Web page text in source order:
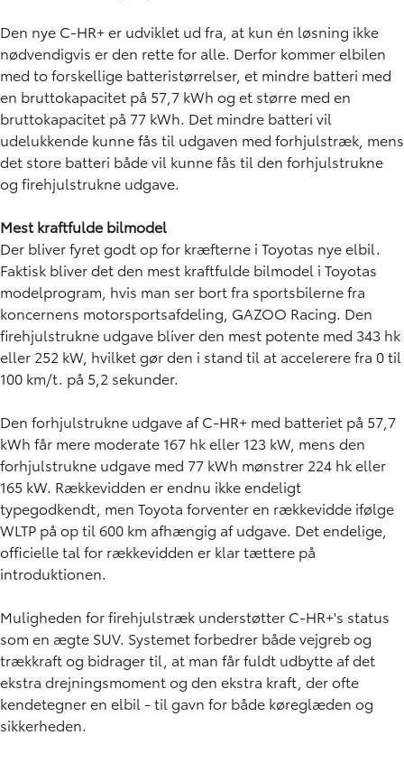
Den nye C-HR+ er udviklet ud fra, at kun én løsning ikke
nødvendigvis er den rette for alle. Derfor kommer elbilen
med to forskellige batteristørrelser, et mindre batteri med
en bruttokapacitet på 57,7 kWh og et større med en
bruttokapacitet på 77 kWh. Det mindre batteri vil
udelukkende kunne fås til udgaven med forhjulstræk, mens
det store batteri både vil kunne fås til den forhjulstrukne
og firehjulstrukne udgave.
Mest kraftfulde bilmodel
Der bliver fyret godt op for kræfterne i Toyotas nye elbil.
Faktisk bliver det den mest kraftfulde bilmodel i Toyotas
modelprogram, hvis man ser bort fra sportsbilerne fra
koncernens motorsportsafdeling, GAZOO Racing. Den
firehjulstrukne udgave bliver den mest potente med 343 hk
eller 252 kW, hvilket gør den i stand til at accelerere fra 0 til
100 km/t. på 5,2 sekunder.
Den forhjulstrukne udgave af C-HR+ med batteriet på 57,7
kWh får mere moderate 167 hk eller 123 kW, mens den
forhjulstrukne udgave med 77 kWh mønstrer 224 hk eller
165 kW. Rækkevidden er endnu ikke endeligt
typegodkendt, men Toyota forventer en rækkevidde ifølge
WLTP på op til 600 km afhængig af udgave. Det endelige,
officielle tal for rækkevidden er klar tættere på
introduktionen.
Muligheden for firehjulstræk understøtter C-HR+'s status
som en ægte SUV. Systemet forbedrer både vejgreb og
trækkraft og bidrager til, at man får fuldt udbytte af det
ekstra drejningsmoment og den ekstra kraft, der ofte
kendetegner en elbil - til gavn for både køreglæden og
sikkerheden.